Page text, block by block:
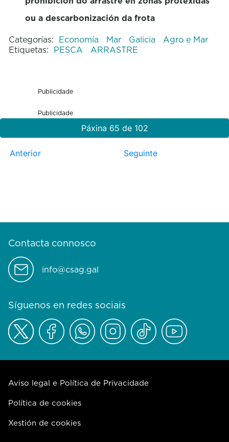
ou a descarbonización da frota
Categorías: Economía Mar Galicia
Agro e Mar
Etiquetas: PESCA ARRASTRE
Publicidade
Publicidade
Páxina 65 de 102
Anterior Seguinte
Contacta connosco
info@csag.gal
Síguenos en redes sociais
Aviso legal e Política de Privacidade
Política de cookies
Xestión de cookies